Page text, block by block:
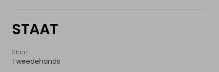
STAAT
Staat
Tweedehands